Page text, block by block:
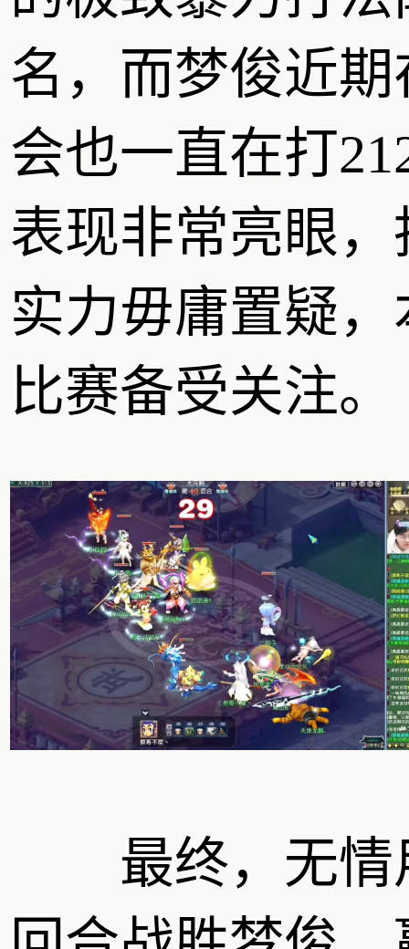
名，而梦俊近期
会也一直在打
表现非常亮眼，
实力毋庸置疑，
比赛备受关注。
最终，无情